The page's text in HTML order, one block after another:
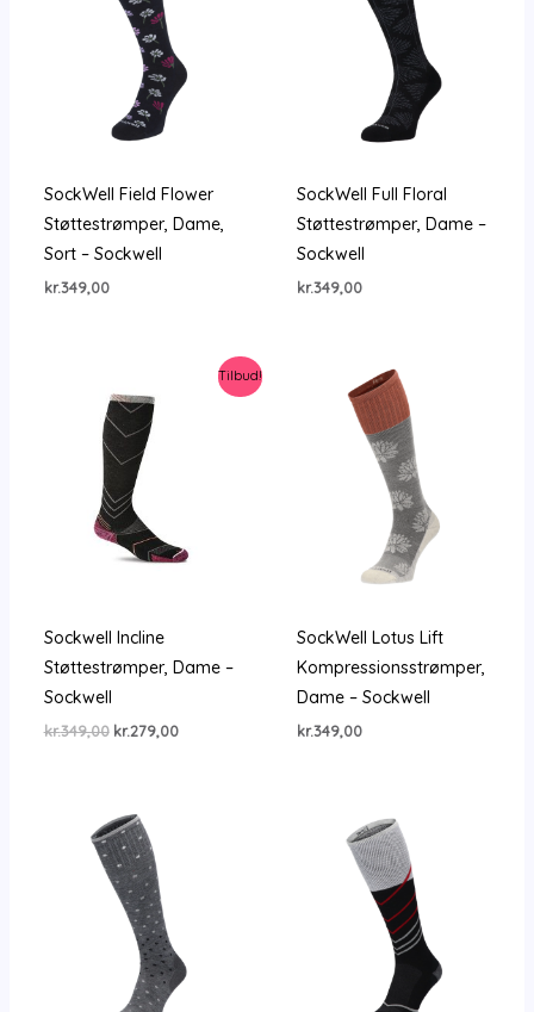
SockWell Field Flower
Støttestrømper, Dame,
Sort – Sockwell
kr.349,00
SockWell Full Floral
Støttestrømper, Dame –
Sockwell
kr.349,00
Tilbud!
Sockwell Incline
Støttestrømper, Dame –
Sockwell
kr.349,00 Den
kr.279,00Den
SockWell Lotus Lift
Kompressionsstrømper,
Dame – Sockwell
kr.349,00